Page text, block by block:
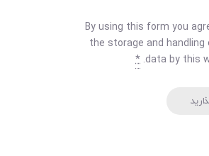
By using this form you
the storage and handling
data by this
*